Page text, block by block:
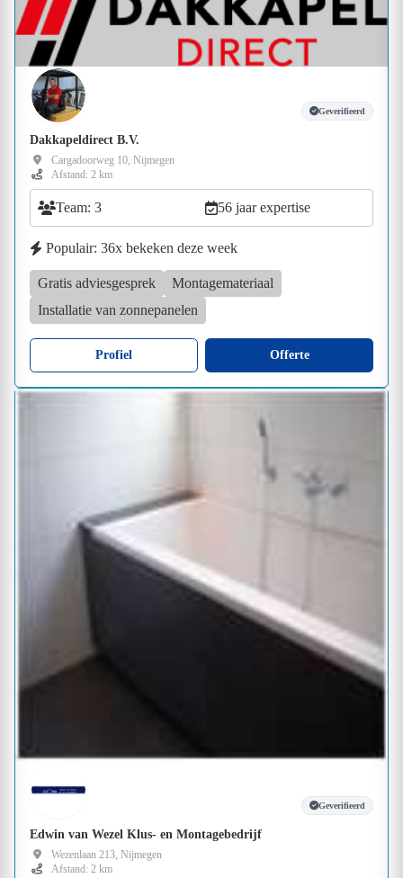
Geverifieerd
Dakkapeldirect B.V.
Cargadoorweg 10, Nijmegen
Afstand: 2 km
Team: 3 56 jaar expertise
Populair: 36x bekeken deze week
Gratis adviesgesprek
Montagemateriaal
Installatie van zonnepanelen
Profiel Offerte
Geverifieerd
Edwin van Wezel Klus- en Montagebedrijf
Wezenlaan 213, Nijmegen
Afstand: 2 km